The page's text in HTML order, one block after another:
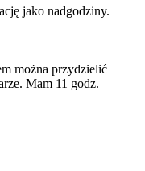
jako nadgodziny.
można przydzielić
Mam 11 godz.